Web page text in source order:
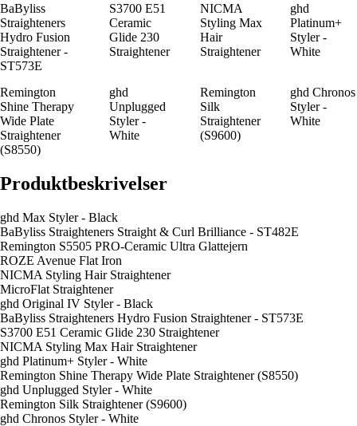
BaByliss
Straighteners
Hydro Fusion
Straightener -
ST573E
S3700 E51
Ceramic
Glide 230
Straightener
NICMA
Styling Max
Hair
Straightener
ghd
Platinum+
Styler -
White
Remington
Shine Therapy
Wide Plate
Straightener
(S8550)
ghd
Unplugged
Styler -
White
Remington
Silk
Straightener
(S9600)
ghd Chronos
Styler -
White
Produktbeskrivelser
ghd Max Styler - Black
BaByliss Straighteners Straight & Curl Brilliance - ST482E
Remington S5505 PRO-Ceramic Ultra Glattejern
ROZE Avenue Flat Iron
NICMA Styling Hair Straightener
MicroFlat Straightener
ghd Original IV Styler - Black
BaByliss Straighteners Hydro Fusion Straightener - ST573E
S3700 E51 Ceramic Glide 230 Straightener
NICMA Styling Max Hair Straightener
ghd Platinum+ Styler - White
Remington Shine Therapy Wide Plate Straightener (S8550)
ghd Unplugged Styler - White
Remington Silk Straightener (S9600)
ghd Chronos Styler - White